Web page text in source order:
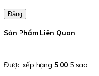
Đăng
Sản Phẩm Liên Quan
Được xếp hạng 5.00 5 sao